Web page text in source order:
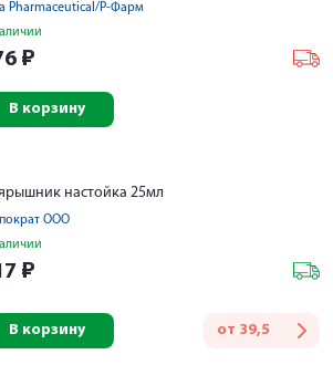
Pharmaceutical/Р-Фарм
₽
В корзину
настойка 25мл
ООО
₽
от 39,5
В корзину